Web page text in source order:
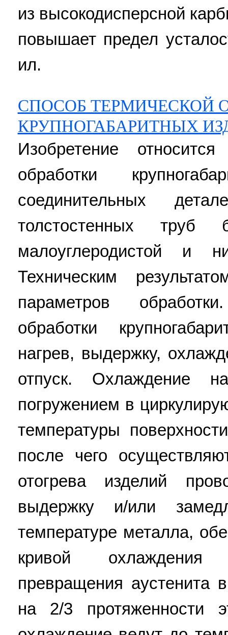
из высокодисперсной
повышает предел
ил.
СПОСОБ ТЕРМИЧЕСКОЙ
КРУПНОГАБАРИТНЫХ
Изобретение
обработки
соединительных
толстостенных труб
малоуглеродистой и
Техническим
параметров
обработки
нагрев, выдержку,
отпуск. Охлаждение
погружением в
температуры
после чего
отогрева изделий
выдержку и/или
температуре металла,
кривой охлаждения
превращения аустенита
на 2/3 протяженности